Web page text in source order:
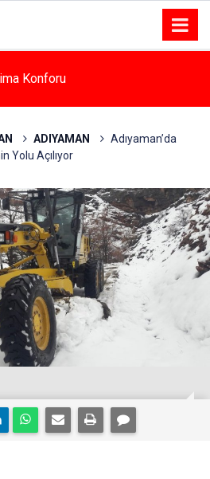
Derslik Sayısı Yeni Okullarla Arttı
ADIYAMAN
Adıyaman’da
Yolu Açılıyor